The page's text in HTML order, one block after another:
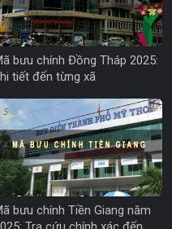
bưu chính Đồng Tháp 2025:
tiết đến từng xã
bưu chính Tiền Giang năm